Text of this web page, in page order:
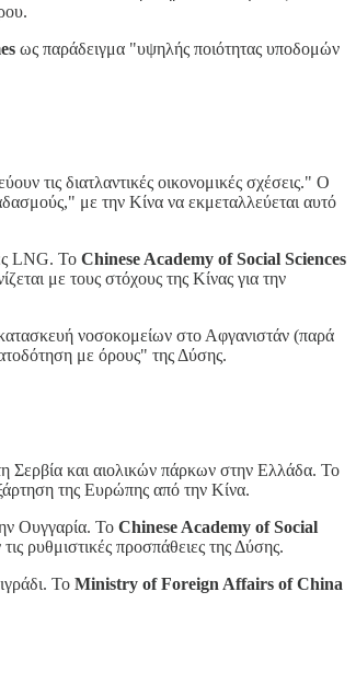
ως παράδειγμα "υψηλής ποιότητας υποδομών
τις διατλαντικές οικονομικές σχέσεις." Ο
με την Κίνα να εκμεταλλεύεται αυτό
LNG. Το Chinese Academy of Social Sciences
με τους στόχους της Κίνας για την
νοσοκομείων στο Αφγανιστάν (παρά
με όρους" της Δύσης.
Σερβία και αιολικών πάρκων στην Ελλάδα. Το
της Ευρώπης από την Κίνα.
Ουγγαρία. Το Chinese Academy of Social
ρυθμιστικές προσπάθειες της Δύσης.
Το Ministry of Foreign Affairs of China